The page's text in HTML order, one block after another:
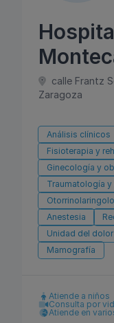
calle Frantz
Zaragoza
Análisis clínicos
Fisioterapia y
Ginecología y
Traumatología
Anestesia
Unidad del dolor
Mamografía
Atiende a niños
Consulta por
Atiende en